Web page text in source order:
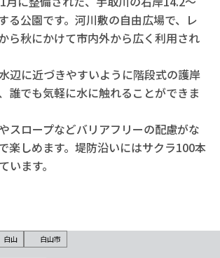
る公園です。河川敷の自由広場で、レ
ら秋にかけて市内外から広く利用され
辺に近づきやすいように階段式の護岸
誰でも気軽に水に触れることができま
スロープなどバリアフリーの配慮がな
楽しめます。堤防沿いにはサクラ100本
います。
白山 白山市